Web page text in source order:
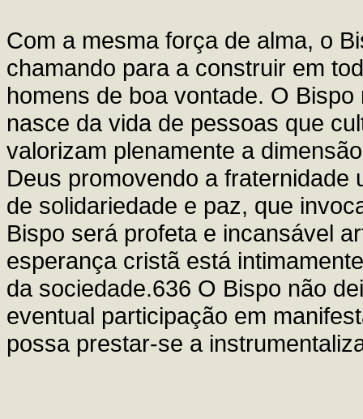
Com a mesma força de alma, o
chamando para a construir em
homens de boa vontade. O
nasce da vida de pessoas que
valorizam plenamente a
Deus promovendo a fraternidade
de solidariedade e paz, que
Bispo será profeta e incansável
esperança cristã está
da sociedade.636 O Bispo não
eventual participação em
possa prestar-se a